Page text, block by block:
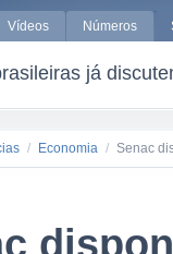
Vídeos Números
já
/ Economia / Senac